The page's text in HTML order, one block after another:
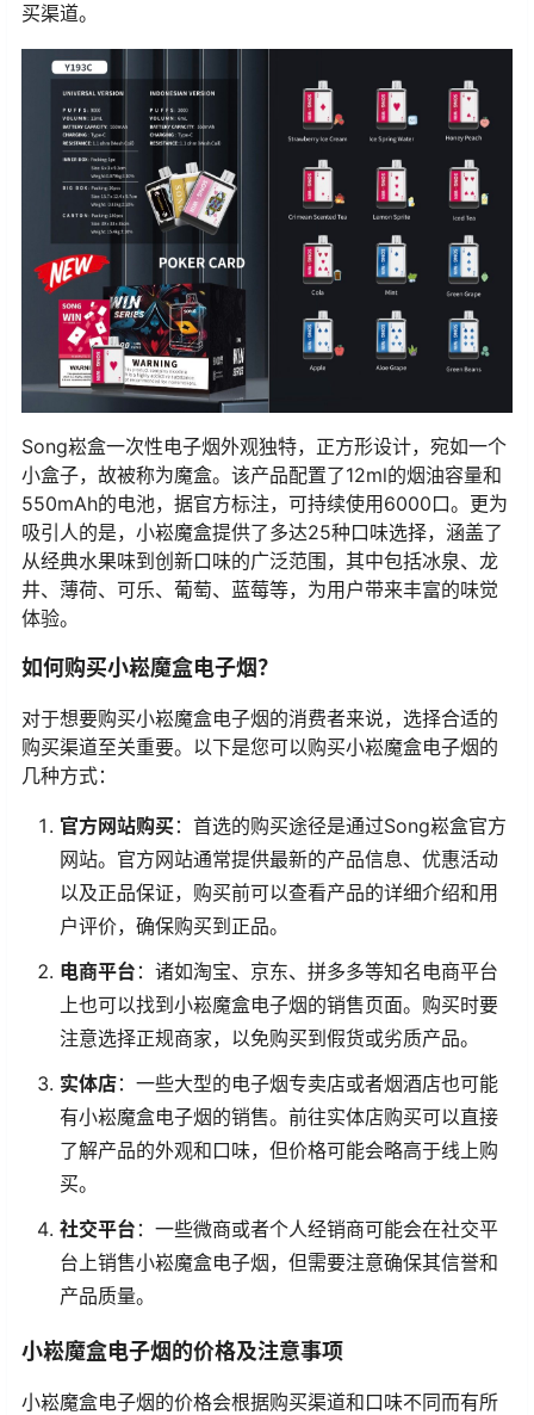
买渠道。
Song崧盒一次性电子烟外观独特，正方形设计，宛如一个
小盒子，故被称为魔盒。该产品配置了12ml的烟油容量和
550mAh的电池，据官方标注，可持续使用6000口。更为
吸引人的是，小崧魔盒提供了多达25种口味选择，涵盖了
从经典水果味到创新口味的广泛范围，其中包括冰泉、龙
井、薄荷、可乐、葡萄、蓝莓等，为用户带来丰富的味觉
体验。
如何购买小崧魔盒电子烟？
对于想要购买小崧魔盒电子烟的消费者来说，选择合适的
购买渠道至关重要。以下是您可以购买小崧魔盒电子烟的
几种方式：
官方网站购买：首选的购买途径是通过Song崧盒官方
网站。官方网站通常提供最新的产品信息、优惠活动
以及正品保证，购买前可以查看产品的详细介绍和用
户评价，确保购买到正品。
电商平台 ：诸如淘宝、京东、拼多多等知名电商平台
上也可以找到小崧魔盒电子烟的销售页面。购买时要
注意选择正规商家，以免购买到假货或劣质产品。
实体店：一些大型的电子烟专卖店或者烟酒店也可能
有小崧魔盒电子烟的销售。前往实体店购买可以直接
了解产品的外观和口味，但价格可能会略高于线上购
买。
社交平台 ：一些微商或者个人经销商可能会在社交平
台上销售小崧魔盒电子烟，但需要注意确保其信誉和
产品质量。
小崧魔盒电子烟的价格及注意事项
小崧魔盒电子烟的价格会根据购买渠道和口味不同而有所